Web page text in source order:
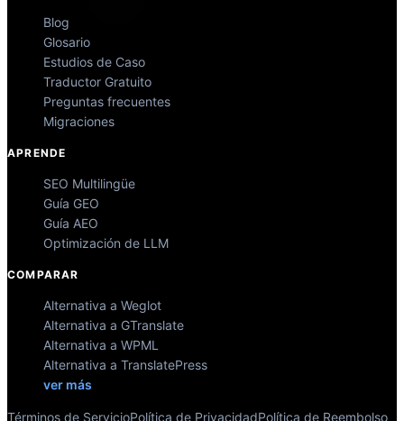
Blog
Glosario
Estudios de Caso
Traductor Gratuito
Preguntas frecuentes
Migraciones
APRENDE
SEO Multilingüe
Guía GEO
Guía AEO
Optimización de LLM
COMPARAR
Alternativa a Weglot
Alternativa a GTranslate
Alternativa a WPML
Alternativa a TranslatePress
ver más
Términos de ServicioPolítica de PrivacidadPolítica de Reembolso